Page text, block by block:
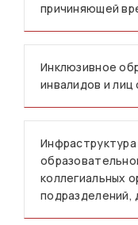
причиняющей
Инклюзивное
инвалидов и лиц
коллегиальных